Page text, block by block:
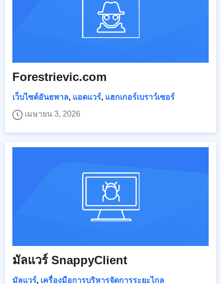
Forestrievic.com
เว็บไซต์อันธพาล, แอดแวร์, แฮกเกอร์เบราว์เซอร์
เมษายน 3, 2026
มัลแวร์ SnappyClient
มัลแวร์, เครื่องมือการบริหารจัดการระยะไกล